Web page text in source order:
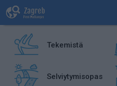
Tekemistä
Selviytymisopas